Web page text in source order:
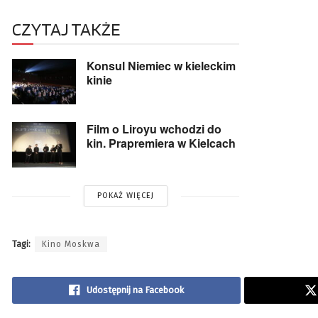
CZYTAJ TAKŻE
Konsul Niemiec w kieleckim
kinie
Film o Liroyu wchodzi do
kin. Prapremiera w Kielcach
POKAŻ WIĘCEJ
Tagi: Kino Moskwa
Udostępnij na Facebook